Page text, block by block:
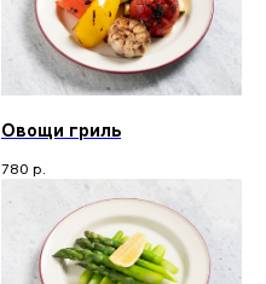
Овощи гриль
780 р.